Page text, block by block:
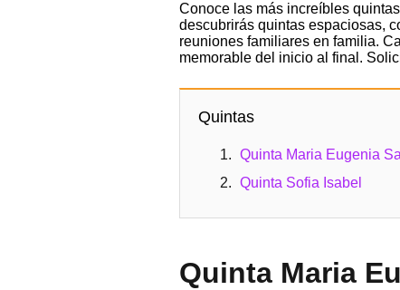
Conoce las más increíbles
descubrirás quintas espaciosas,
reuniones familiares en familia.
memorable del inicio al final.
Quintas
Quinta Maria Eugenia
Quinta Sofia Isabel
Quinta Maria